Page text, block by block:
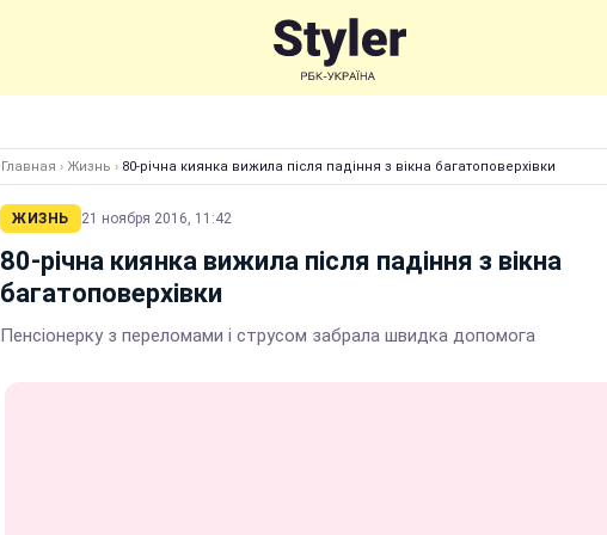
Главная › Жизнь › 80-річна киянка вижила після падіння з вікна багатоповерхівки
ЖИЗНЬ 21 ноября 2016, 11:42
80-річна киянка вижила після падіння з вікна
багатоповерхівки
Пенсіонерку з переломами і струсом забрала швидка допомога